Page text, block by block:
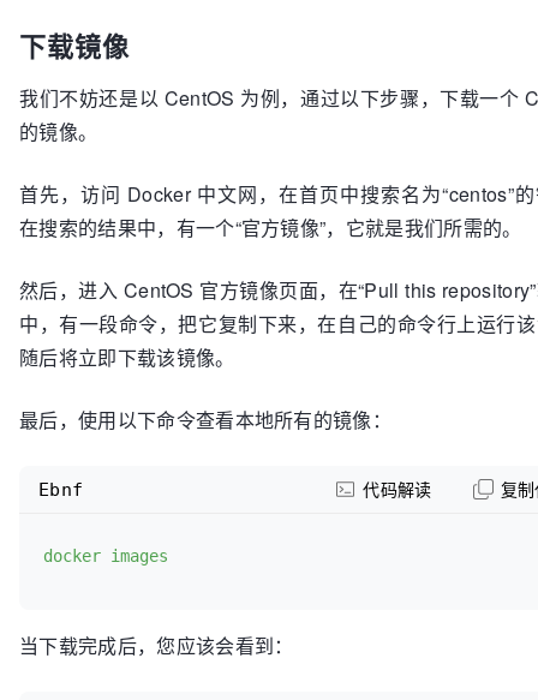
下载镜像
我们不妨还是以 CentOS 为例，通过以下步骤，下载一个
的镜像。
首先，访问 Docker 中文网，在首页中搜索名为“centos”
在搜索的结果中，有一个“官方镜像”，它就是我们所需的。
然后，进入 CentOS 官方镜像页面，在“Pull this
中，有一段命令，把它复制下来，在自己的命令行上运行
随后将立即下载该镜像。
最后，使用以下命令查看本地所有的镜像：
docker images
Ebnf 代码解读 复
当下载完成后，您应该会看到：